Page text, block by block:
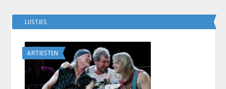
LIJSTJES
ARTIESTEN